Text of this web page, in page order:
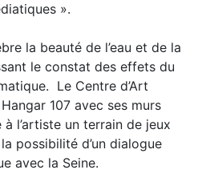
».
la beauté de l’eau et de la
le constat des effets du
Le Centre d’Art
107 avec ses murs
l’artiste un terrain de jeux
possibilité d’un dialogue
avec la Seine.